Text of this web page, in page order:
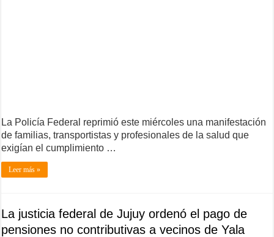
La Policía Federal reprimió este miércoles una manifestación
de familias, transportistas y profesionales de la salud que
exigían el cumplimiento …
Leer más »
La justicia federal de Jujuy ordenó el pago de
pensiones no contributivas a vecinos de Yala